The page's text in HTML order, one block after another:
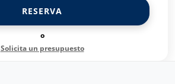
RESERVA
o
Solicita un presupuesto